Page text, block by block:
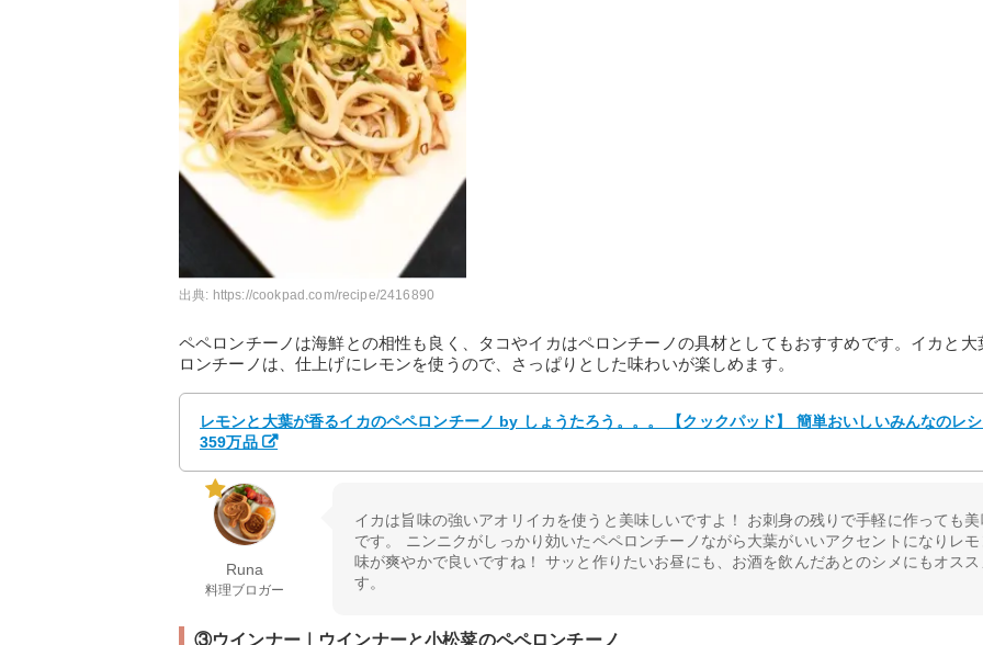
出典: https://cookpad.com/recipe/2416890
ペペロンチーノは海鮮との相性も良く、タコやイカはペロンチーノの具材としてもおすすめです。イカと大
ロンチーノは、仕上げにレモンを使うので、さっぱりとした味わいが楽しめます。
レモンと大葉が香るイカのペペロンチーノ by しょうたろう。。。 【クックパッド】 簡単おいしいみんなのレ
359万品
Runa
料理ブロガー
イカは旨味の強いアオリイカを使うと美味しいですよ！ お刺身の残りで手軽に作っても美
です。 ニンニクがしっかり効いたペペロンチーノながら大葉がいいアクセントになりレ
味が爽やかで良いですね！ サッと作りたいお昼にも、お酒を飲んだあとのシメにもオス
す。
③ウインナー｜ウインナーと小松菜のペペロンチーノ